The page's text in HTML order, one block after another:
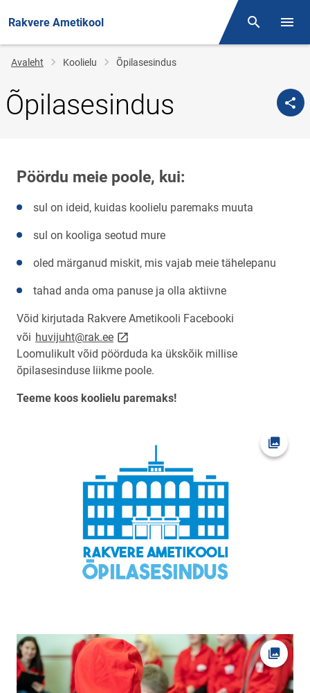
Rakvere Ametikool Otsing
Jälglink
Avaleht Koolielu Õpilasesindus
Õpilasesindus
Pöördu meie poole, kui:
sul on ideid, kuidas koolielu paremaks muuta
sul on kooliga seotud mure
oled märganud miskit, mis vajab meie tähelepanu
tahad anda oma panuse ja olla aktiivne
Võid kirjutada Rakvere Ametikooli Facebooki
või huvijuht@rak.eelink opens on new page
Loomulikult võid pöörduda ka ükskõik millise
õpilasesinduse liikme poole.
Teeme koos koolielu paremaks!
Ava
Ava